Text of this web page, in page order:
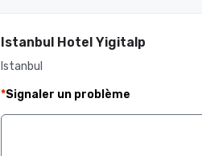
Istanbul Hotel Yigitalp
Istanbul
*Signaler un problème